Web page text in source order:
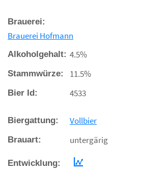
Brauerei:
Brauerei Hofmann
Alkoholgehalt: 4.5%
Stammwürze: 11.5%
Bier Id: 4533
Biergattung: Vollbier
Brauart: untergärig
Entwicklung: